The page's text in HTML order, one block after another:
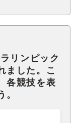
リンピック
ました。こ
各競技を表
。